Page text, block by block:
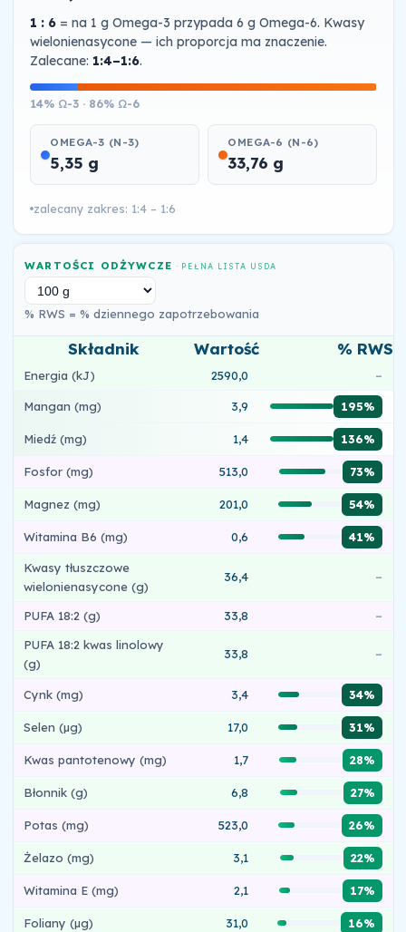
1 : 6= na 1 g Omega-3 przypada 6 g Omega-6. Kwasy
wielonienasycone — ich proporcja ma znaczenie.
Zalecane: 1:4–1:6.
14% Ω-3 · 86% Ω-6
OMEGA-3 (N-3)
5,35 g
OMEGA-6 (N-6)
33,76 g
zalecany zakres: 1:4 – 1:6
WARTOŚCI ODŻYWCZE· PEŁNA LISTA USDA
% RWS = % dziennego zapotrzebowania
Składnik Wartość % RWS
Energia (kJ) 2590,0 –
Mangan (mg) 3,9 195%
Miedź (mg) 1,4 136%
Fosfor (mg) 513,0 73%
Magnez (mg) 201,0 54%
Witamina B6 (mg) 0,6 41%
Kwasy tłuszczowe
wielonienasycone (g)
36,4 –
PUFA 18:2 (g) 33,8
–
PUFA 18:2 kwas linolowy
(g)
33,8 –
Cynk (mg) 3,4 34%
Selen (µg) 17,0 31%
Kwas pantotenowy (mg) 1,7 28%
Błonnik (g) 6,8 27%
Potas (mg) 523,0 26%
Żelazo (mg) 3,1 22%
Witamina E (mg) 2,1 17%
Foliany (µg) 31,0 16%